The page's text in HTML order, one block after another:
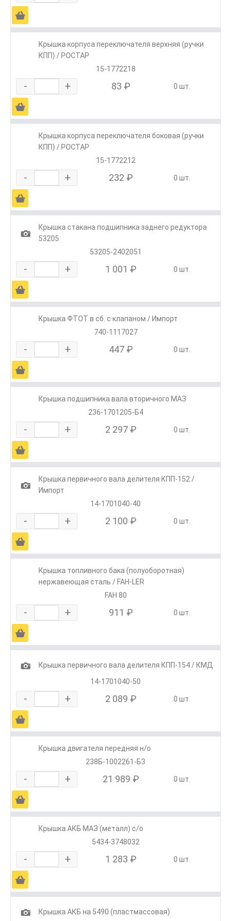
Ä
Крышка корпуса переключателя верхняя (ручки
КПП) / РОСТАР
15-1772218
- + 83 ₽ 0 шт.
Ä
Крышка корпуса переключателя боковая (ручки
КПП) / РОСТАР
15-1772212
- + 232 ₽ 0 шт.
Ä
1
Крышка стакана подшипника заднего редуктора
53205
53205-2402051
- + 1 001 ₽ 0 шт.
Ä
Крышка ФТОТ в сб. с клапаном / Импорт
740-1117027
- + 447 ₽ 0 шт.
Ä
Крышка подшипника вала вторичного МАЗ
236-1701205-Б4
- + 2 297 ₽ 0 шт.
Ä
1
Крышка первичного вала делителя КПП-152 /
Импорт
14-1701040-40
- + 2 100 ₽ 0 шт.
Ä
Крышка топливного бака (полуоборотная)
нержавеющая сталь / FAH-LER
FAH 80
- + 911 ₽ 0 шт.
Ä
1
Крышка первичного вала делителя КПП-154 / КМД
14-1701040-50
- + 2 089 ₽ 0 шт.
Ä
Крышка двигателя передняя н/о
238Б-1002261-Б3
- + 21 989 ₽ 0 шт.
Ä
Крышка АКБ МАЗ (металл) с/о
5434-3748032
- + 1 283 ₽ 0 шт.
Ä
1
Крышка АКБ на 5490 (пластмассовая)